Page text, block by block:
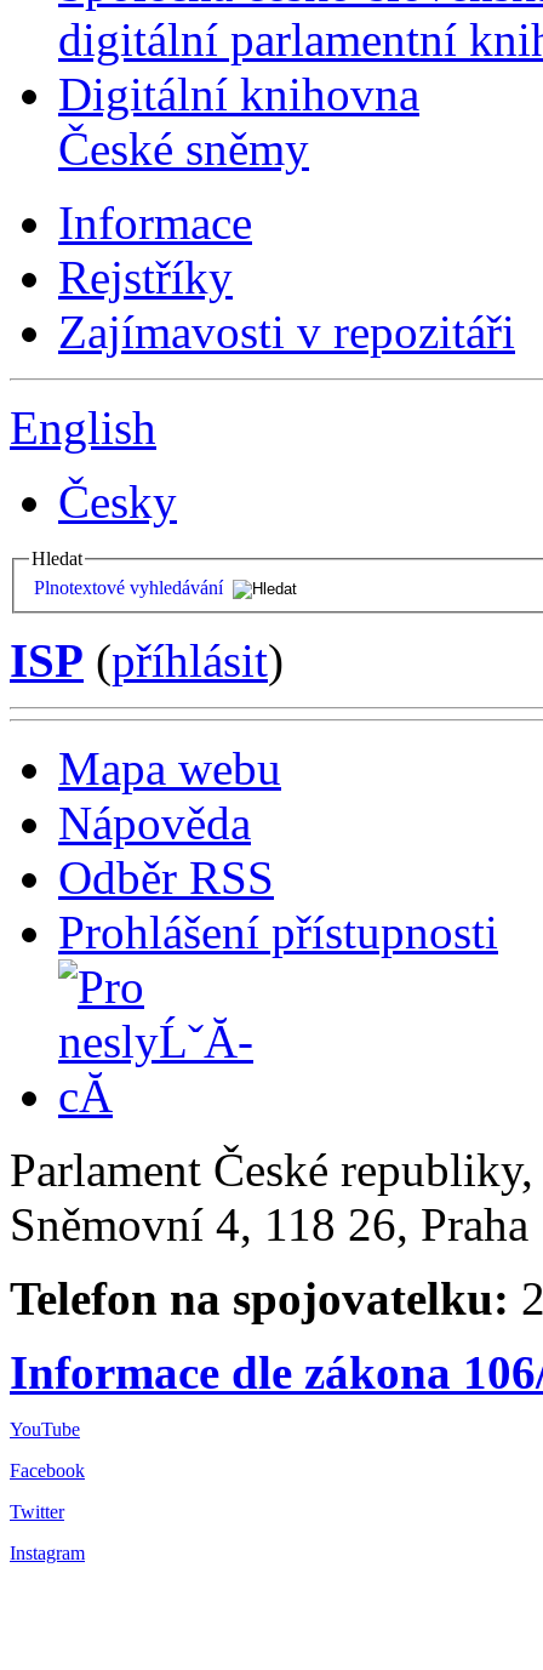
digitální parlamentní
Digitální knihovna
České sněmy
Informace
Rejstříky
Zajímavosti v repozitáři
English
Česky
Hledat
Plnotextové vyhledávání
ISP (příhlásit)
Mapa webu
Nápověda
Odběr RSS
Prohlášení přístupnosti
Parlament České
Sněmovní 4, 118 26,
Telefon na spojovatelku:
Informace dle zákona
YouTube
Facebook
Twitter
Instagram